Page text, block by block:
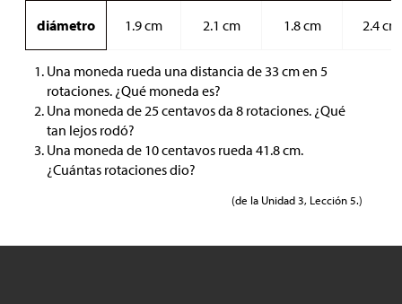
diámetro 1.9 cm 2.1 cm 1.8 cm 2.4 cm
Una moneda rueda una distancia de 33 cm en 5
rotaciones. ¿Qué moneda es?
Una moneda de 25 centavos da 8 rotaciones. ¿Qué
tan lejos rodó?
Una moneda de 10 centavos rueda 41.8 cm.
¿Cuántas rotaciones dio?
(de la Unidad 3, Lección 5.)